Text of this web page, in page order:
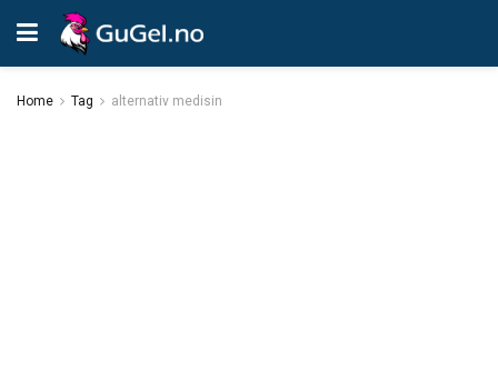
Home Tag alternativ medisin